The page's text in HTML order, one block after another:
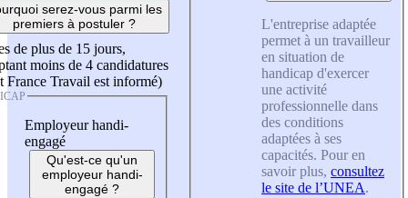
serez-vous parmi les
premiers à postuler ?
de plus de 15 jours,
moins de 4 candidatures
France Travail est informé)
Employeur handi-
engagé
Qu'est-ce qu'un
employeur handi-
engagé ?
L'entreprise adaptée
permet à un travailleur
en situation de
handicap d'exercer
une activité
professionnelle dans
des conditions
adaptées à ses
capacités. Pour en
savoir plus, consultez
le site de l’UNEA.